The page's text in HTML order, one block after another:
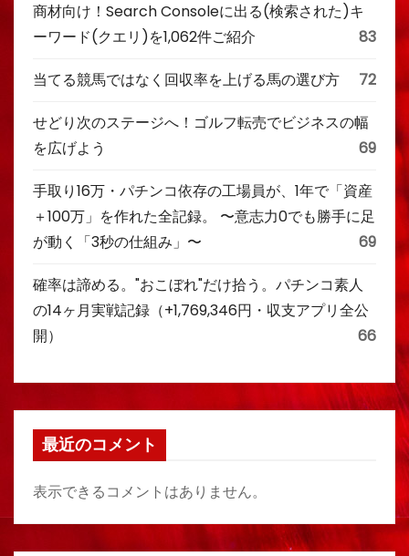
商材向け！Search Consoleに出る(検索された)キ
ーワード(クエリ)を1,062件ご紹介
83
当てる競馬ではなく回収率を上げる馬の選び方 72
せどり次のステージへ！ゴルフ転売でビジネスの幅
を広げよう
69
手取り16万・パチンコ依存の工場員が、1年で「資産
＋100万」を作れた全記録。 〜意志力0でも勝手に足
が動く「3秒の仕組み」〜
69
確率は諦める。"おこぼれ"だけ拾う。パチンコ素人
の14ヶ月実戦記録（+1,769,346円・収支アプリ全公
開）
66
最近のコメント
表示できるコメントはありません。